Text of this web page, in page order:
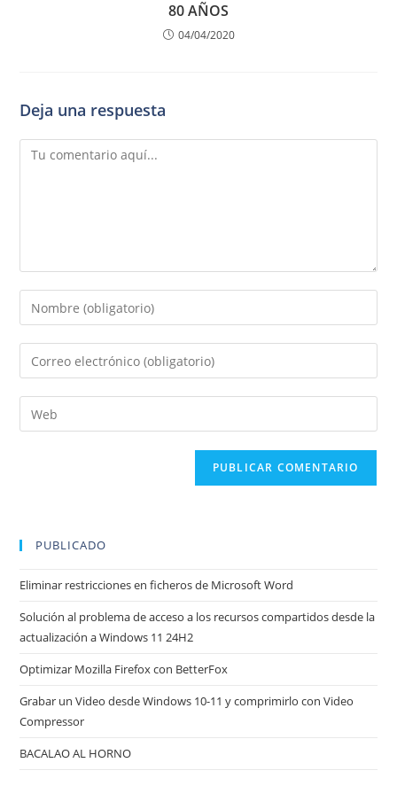
80 AÑOS
04/04/2020
Deja una respuesta
Comentario
Introduce
tu
nombre
de
usuario
Introduce
tu
dirección
de
Introduce
la
(opcional)
PUBLICADO
Eliminar restricciones en ficheros de Microsoft Word
Solución al problema de acceso a los recursos compartidos desde la
actualización a Windows 11 24H2
Optimizar Mozilla Firefox con BetterFox
Grabar un Video desde Windows 10-11 y comprimirlo con Video
Compressor
BACALAO AL HORNO